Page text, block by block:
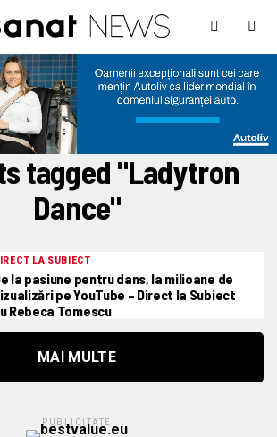
tagged "Ladytron
Dance"
LA SUBIECT
la pasiune pentru dans, la milioane de
pe YouTube – Direct la Subiect
Rebeca Tomescu
MAI MULTE
PUBLICITATE